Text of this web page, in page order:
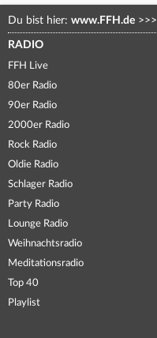
Du bist hier: www.FFH.de >>>
RADIO
FFH Live
80er Radio
90er Radio
2000er Radio
Rock Radio
Oldie Radio
Schlager Radio
Party Radio
Lounge Radio
Weihnachtsradio
Meditationsradio
Top 40
Playlist